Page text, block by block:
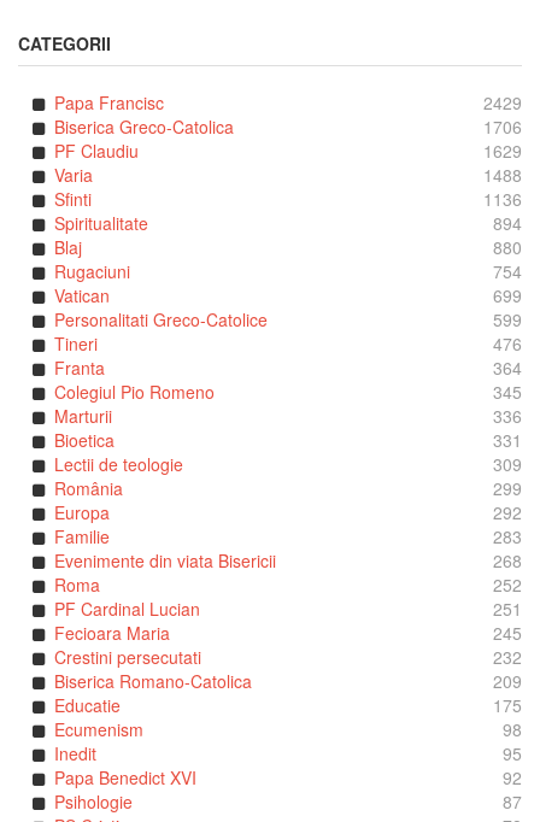
CATEGORII
Papa Francisc
2429
Biserica Greco-Catolica
1706
PF Claudiu
1629
Varia
1488
Sfinti
1136
Spiritualitate
894
Blaj
880
Rugaciuni
754
Vatican
699
Personalitati Greco-Catolice
599
Tineri
476
Franta
364
Colegiul Pio Romeno
345
Marturii
336
Bioetica
331
Lectii de teologie
309
România
299
Europa
292
Familie
283
Evenimente din viata Bisericii
268
Roma
252
PF Cardinal Lucian
251
Fecioara Maria
245
Crestini persecutati
232
Biserica Romano-Catolica
209
Educatie
175
Ecumenism
98
Inedit
95
Papa Benedict XVI
92
Psihologie
87